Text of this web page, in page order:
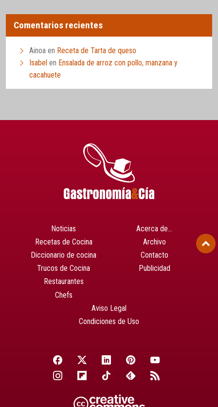
Comentarios recientes
Ainoa en Receta de Tarta de queso
Isabel en Ensalada de arroz con pollo, manzana y
cacahuete
Noticias
Recetas de Cocina
Diccionario de cocina
Trucos de Cocina
Restaurantes
Chefs
Acerca de…
Archivo
Contacto
Publicidad
Aviso Legal
Condiciones de Uso